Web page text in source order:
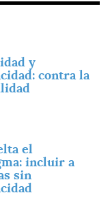
y
contra la
el
incluir a
sin